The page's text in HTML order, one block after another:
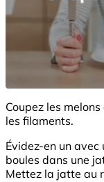
Coupez les
les filaments.
Évidez-en un avec
boules dans une
Mettez la jatte au